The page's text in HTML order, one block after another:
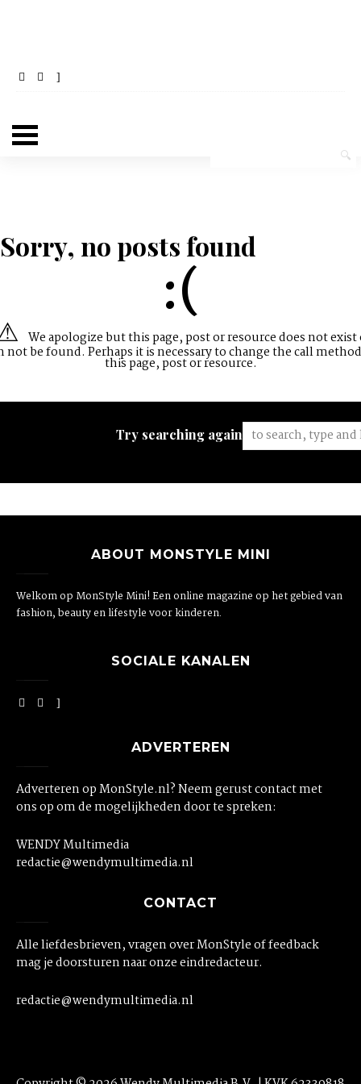
Sorry, no posts found
:(
We apologize but this page, post or resource does not exist
not be found. Perhaps it is necessary to change the call
this page, post or resource.
Try searching again:
ABOUT MONSTYLE MINI
Welkom op MonStyle Mini! Een online magazine op het gebied van
fashion, beauty en lifestyle voor kinderen.
SOCIALE KANALEN
ADVERTEREN
Adverteren op MonStyle.nl? Neem gerust contact met
ons op om de mogelijkheden door te spreken:
WENDY Multimedia
redactie@wendymultimedia.nl
CONTACT
Alle liefdesbrieven, vragen over MonStyle of feedback
mag je doorsturen naar onze eindredacteur.
redactie@wendymultimedia.nl